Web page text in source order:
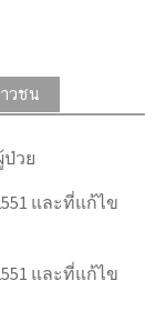
วชน
วย
และที่แก้ไข
และที่แก้ไข